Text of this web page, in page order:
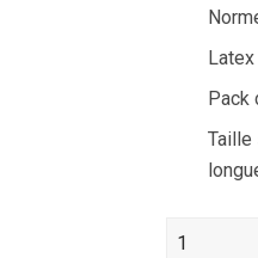
Pack
Taille